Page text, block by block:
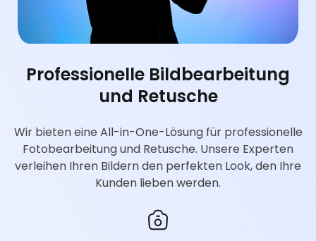
Professionelle Bildbearbeitung
und Retusche
Wir bieten eine All-in-One-Lösung für professionelle
Fotobearbeitung und Retusche. Unsere Experten
verleihen Ihren Bildern den perfekten Look, den Ihre
Kunden lieben werden.